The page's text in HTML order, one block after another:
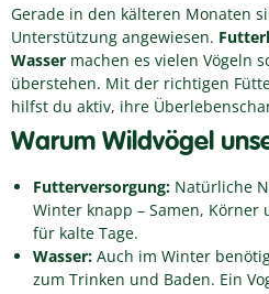
Gerade in den kälteren Monaten
Unterstützung angewiesen.
Wasser machen es vielen Vögeln
überstehen. Mit der richtigen
hilfst du aktiv, ihre
Warum Wildvögel
Futterversorgung: Natürliche
Winter knapp – Samen,
für kalte Tage.
Wasser: Auch im Winter
zum Trinken und Baden. Ein